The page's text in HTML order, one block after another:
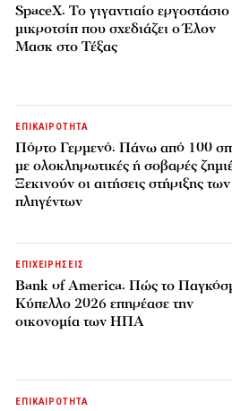
SpaceX: Το γιγαντιαίο εργοστάσιο
μικροτσίπ που σχεδιάζει ο Έλον
Μασκ στο Τέξας
ΕΠΙΚΑΙΡΟΤΗΤΑ
Πόρτο Γερμενό: Πάνω από 100
με ολοκληρωτικές ή σοβαρές
Ξεκινούν οι αιτήσεις στήριξης των
πληγέντων
ΕΠΙΧΕΙΡΗΣΕΙΣ
Bank of America: Πώς το
Κύπελλο 2026 επηρέασε την
οικονομία των ΗΠΑ
ΕΠΙΚΑΙΡΟΤΗΤΑ